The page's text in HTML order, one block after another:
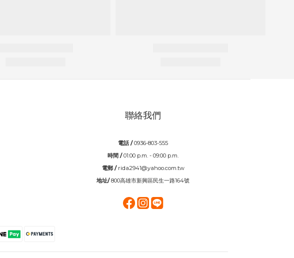
聯絡我們
電話 /0936-803-555
時間 /01:00 p.m. - 09:00 p.m.
電郵 / rida2941@yahoo.com.tw
地址/800高雄市新興區民生一路164號